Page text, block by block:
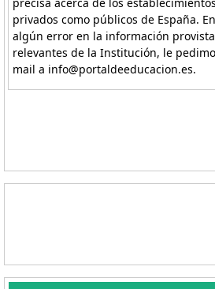
privados como públicos de España.
algún error en la información
relevantes de la Institución, le
mail a info@portaldeeducacion.es.